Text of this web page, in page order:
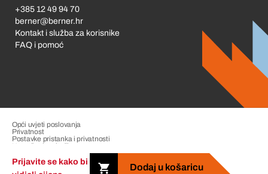
Prijavite se kako bi
Dodaj u košaricu
+385 12 49 94 70
berner@berner.hr
Kontakt i služba za korisnike
FAQ i pomoć
Opći uvjeti poslovanja
Privatnost
Postavke pristanka i privatnosti
Upravljanje pritužbama